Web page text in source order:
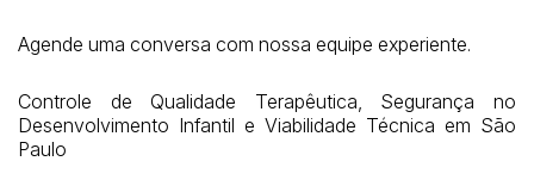
Agende uma conversa com nossa equipe experiente.
Controle de Qualidade Terapêutica, Segurança no
Desenvolvimento Infantil e Viabilidade Técnica em São
Paulo